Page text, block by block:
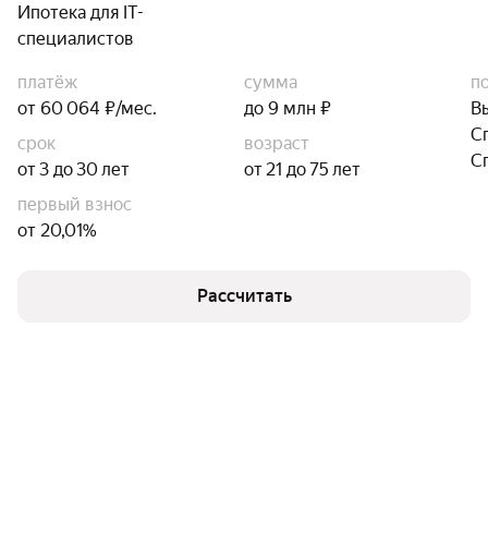
Ипотека для IT-
специалистов
платёж
от 60 064 ₽/мес.
сумма
до 9 млн ₽
срок
от 3 до 30 лет
возраст
от 21 до 75 лет
первый взнос
от 20,01%
Рассчитать